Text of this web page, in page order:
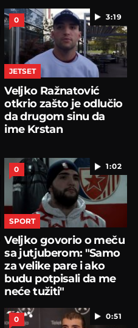
3:19
0
JETSET
Veljko Ražnatović
otkrio zašto je odlučio
da drugom sinu da
ime Krstan
1:02
0
SPORT
Veljko govorio o meču
sa jutjuberom: "Samo
za velike pare i ako
budu potpisali da me
neće tužiti"
0:51
0